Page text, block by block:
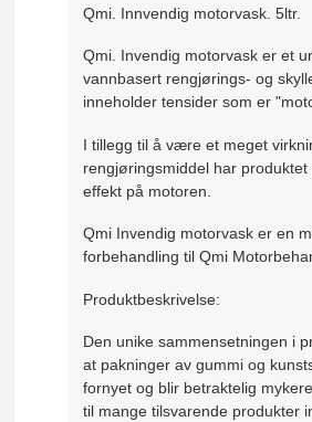
Qmi. Innvendig motorvask. 5ltr.
Qmi. Invendig motorvask er et
vannbasert rengjørings- og
inneholder tensider som er
I tillegg til å være et meget
rengjøringsmiddel har
effekt på motoren.
Qmi Invendig motorvask er en
forbehandling til Qmi
Produktbeskrivelse:
Den unike sammensetningen i
at pakninger av gummi og
fornyet og blir betraktelig
til mange tilsvarende produkter